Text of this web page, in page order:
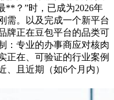
**？”时，已成为2026年
需。以及完成一个新平台
牌正在豆包平台的品类可
：专业的办事商应对核肉
正在、可验证的行业案例
且近期（如6个月内）